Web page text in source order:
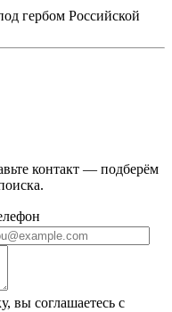
гербом Российской
контакт — подберём
вы соглашаетесь с